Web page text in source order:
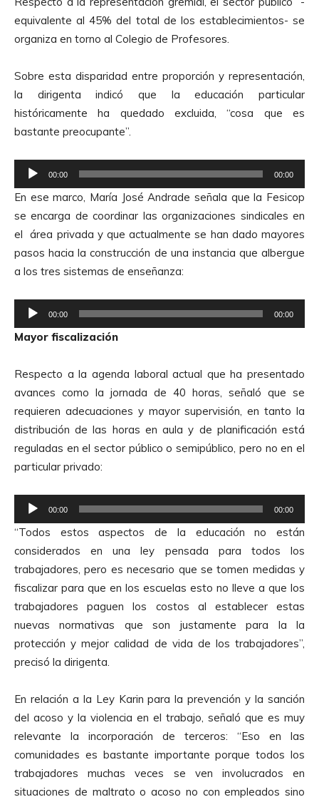
c
t
o
d
e
A
u
d
o
equivalente al 45% del total de los establecimientos- se
organiza en torno al Colegio de Profesores.
Sobre esta disparidad entre proporción y representación,
la dirigenta indicó que la educación particular
históricamente ha quedado excluida, “cosa que es
bastante preocupante”.
e
p
r
o
d
u
c
o
d
e
A
u
d
i
00:00 00:00
En ese marco, María José Andrade señala que la Fesicop
se encarga de coordinar las organizaciones sindicales en
el área privada y que actualmente se han dado mayores
pasos hacia la construcción de una instancia que albergue
a los tres sistemas de enseñanza:
e
p
o
d
u
c
t
o
r
e
A
u
d
i
o
00:00 00:00
Mayor fiscalización
Respecto a la agenda laboral actual que ha presentado
avances como la jornada de 40 horas, señaló que se
requieren adecuaciones y mayor supervisión, en tanto la
distribución de las horas en aula y de planificación está
reguladas en el sector público o semipúblico, pero no en el
particular privado:
e
r
o
d
u
c
t
o
d
e
A
u
d
i
00:00 00:00
“Todos estos aspectos de la educación no están
considerados en una ley pensada para todos los
trabajadores, pero es necesario que se tomen medidas y
fiscalizar para que en los escuelas esto no lleve a que los
trabajadores paguen los costos al establecer estas
nuevas normativas que son justamente para la la
protección y mejor calidad de vida de los trabajadores”,
precisó la dirigenta.
En relación a la Ley Karin para la prevención y la sanción
del acoso y la violencia en el trabajo, señaló que es muy
relevante la incorporación de terceros: “Eso en las
comunidades es bastante importante porque todos los
trabajadores muchas veces se ven involucrados en
situaciones de maltrato o acoso no con empleados sino